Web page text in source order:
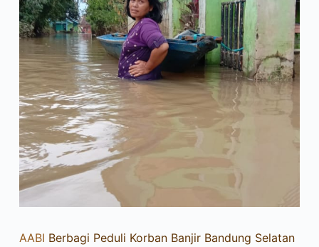
AABI Berbagi Peduli Korban Banjir Bandung Selatan